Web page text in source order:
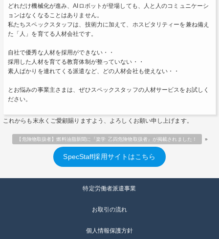
どれだけ機械化が進み、AIロボットが登場しても、人と人のコミュニケーシ
ョンはなくなることはありません。
私たちスペックスタッフは、技術力に加えて、ホスピタリティーを兼ね備え
た「人」を育てる人材会社です。
自社で優秀な人材を採用ができない・・
採用した人材を育てる教育体制が整っていない・・
素人ばかりを連れてくる派遣など、どの人材会社も使えない・・
とお悩みの事業主さまは、ぜひスペックスタッフの人材サービスをお試しく
ださい。
これからも末永くご愛顧賜りますよう、よろしくお願い申し上げます。
【危険物取扱者】燃料油脂新聞に『楽学 乙四危険物取扱者』が掲載されました！ »
SpecStaff採用サイトはこちら
特定労働者派遣事業
お取引の流れ
個人情報保護方針